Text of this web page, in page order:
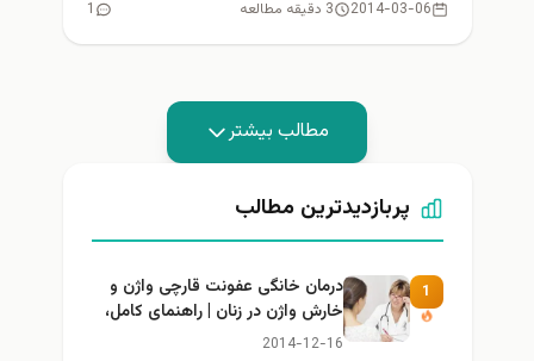
2014-03-06 3 دقیقه مطالعه 1
مطالب بیشتر
پربازدیدترین مطالب
1
درمان خانگی عفونت قارچی واژن و
خارش واژن در زنان | راهنمای کامل،
ایمن و کاربردی
2014-12-16